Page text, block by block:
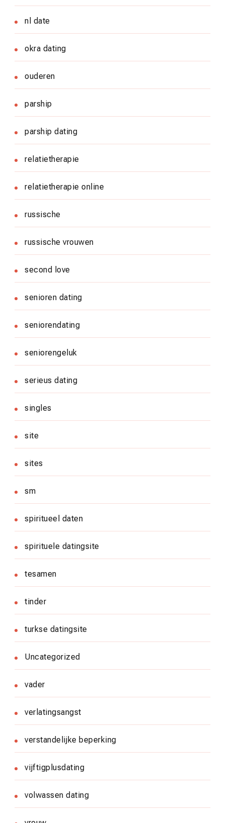
nl date
okra dating
ouderen
parship
parship dating
relatietherapie
relatietherapie online
russische
russische vrouwen
second love
senioren dating
seniorendating
seniorengeluk
serieus dating
singles
site
sites
sm
spiritueel daten
spirituele datingsite
tesamen
tinder
turkse datingsite
Uncategorized
vader
verlatingsangst
verstandelijke beperking
vijftigplusdating
volwassen dating